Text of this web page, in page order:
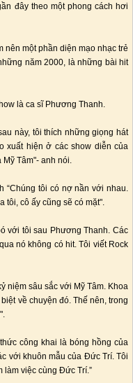
đây theo một phong cách hơi
một phần diện mạo nhạc trẻ
năm 2000, là những bài hit
là ca sĩ Phương Thanh.
này, tôi thích những giọng hát
xuất hiện ở các show diễn của
Tâm"- anh nói.
“Chúng tôi có nợ nần với nhau.
tôi, cô ấy cũng sẽ có mặt".
với tôi sau Phương Thanh. Các
nó không có hit. Tôi viết Rock
niệm sâu sắc với Mỹ Tâm. Khoa
về chuyện đó. Thế nên, trong
công khai là bóng hồng của
với khuôn mẫu của Đức Trí. Tôi
làm việc cùng Đức Trí.”